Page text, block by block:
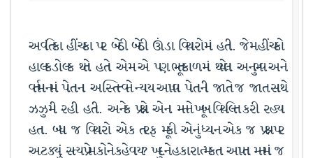
અવંતિકા હીંચકા પર બેઠી બેઠી ઊંડા વિચારોમાં હતી. જેમ હીંચકો
હાલકડોલક થતો હતો એમ એ પણ ભૂતકાળમાં થયેલા અનુભવ અને
વર્તમાનમાં પોતાના અસ્તિત્વને ન્યાય આપવા પોતાની જાતે જ જાત સાથે
ઝઝુમી રહી હતી. અનેક પ્રશ્નો એના મનને ખૂબ વિચલિત કરી રહ્યા
હતા. બધા જ વિચારો એક તરફ મૂકી એનું ધ્યાન એક જ પ્રશ્ન પર
અટક્યું, સત્ય પ્રેમ કોને કહેવાય? ખુદને હકારાત્મકતા આપતા મનમાં જ